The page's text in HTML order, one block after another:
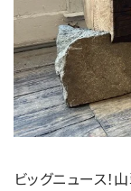
ビッグニュース！